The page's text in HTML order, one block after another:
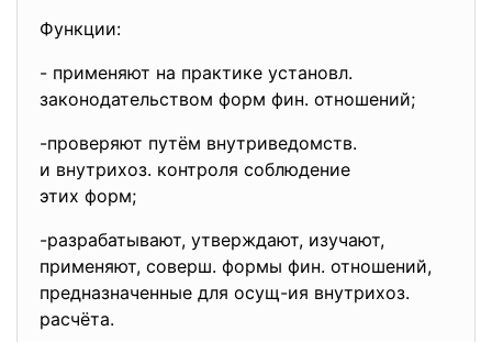
Функции:
- применяют на практике установл.
законодательством форм фин. отношений;
-проверяют путём внутриведомств.
и внутрихоз. контроля соблюдение
этих форм;
-разрабатывают, утверждают, изучают,
применяют, соверш. формы фин. отношений,
предназначенные для осущ-ия внутрихоз.
расчёта.